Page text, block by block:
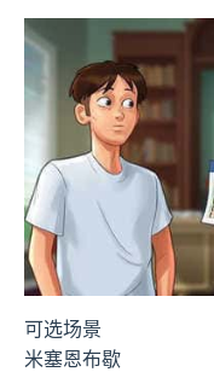
可选场景
米塞恩布歇